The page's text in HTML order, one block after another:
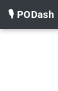
🎙️ PODash